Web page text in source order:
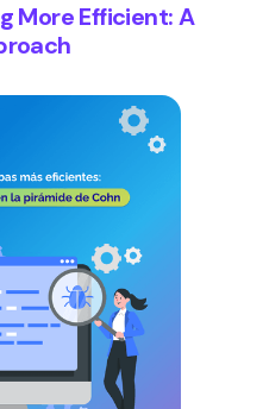
More Efficient: A